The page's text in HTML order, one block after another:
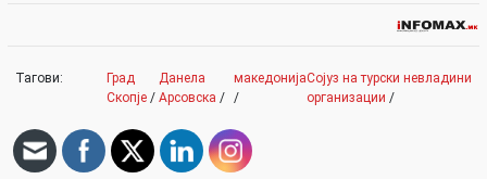
Тагови:
Град
Скопје /
Данела
Арсовска /
македонија
/
Сојуз на турски невладини
организации /